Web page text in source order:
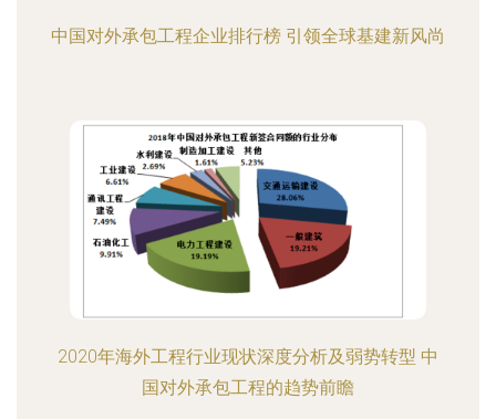
中国对外承包工程企业排行榜 引领全球基建新风尚
2020年海外工程行业现状深度分析及弱势转型 中
国对外承包工程的趋势前瞻